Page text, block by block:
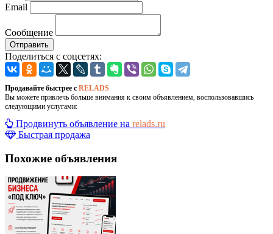
Email
Сообщение
Отправить
Поделиться с соцсетях:
Продавайте быстрее с RELADS
Вы можете привлечь больше внимания к своим объявлением, воспользовавшись
следующими услугами:
Продвинуть объявление на relads.ru
Быстрая продажа
Похожие объявления